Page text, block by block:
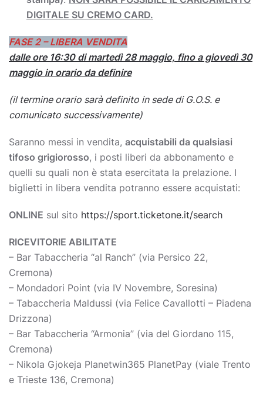
DIGITALE SU CREMO CARD.
FASE 2 – LIBERA VENDITA
dalle ore 16:30 di martedì 28 maggio, fino a giovedì 30
maggio in orario da definire
(il termine orario sarà definito in sede di G.O.S. e
comunicato successivamente)
Saranno messi in vendita, acquistabili da qualsiasi
tifoso grigiorosso, i posti liberi da abbonamento e
quelli su quali non è stata esercitata la prelazione. I
biglietti in libera vendita potranno essere acquistati:
ONLINE sul sito https://sport.ticketone.it/search
RICEVITORIE ABILITATE
– Bar Tabaccheria “al Ranch” (via Persico 22,
Cremona)
– Mondadori Point (via IV Novembre, Soresina)
– Tabaccheria Maldussi (via Felice Cavallotti – Piadena
Drizzona)
– Bar Tabaccheria “Armonia” (via del Giordano 115,
Cremona)
– Nikola Gjokeja Planetwin365 PlanetPay (viale Trento
e Trieste 136, Cremona)